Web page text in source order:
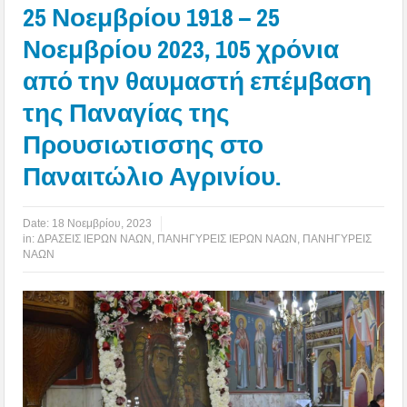
25 Νοεμβρίου 1918 – 25
Νοεμβρίου 2023, 105 χρόνια
από την θαυμαστή επέμβαση
της Παναγίας της
Προυσιωτισσης στο
Παναιτώλιο Αγρινίου.
Date: 18 Νοεμβρίου, 2023
in:ΔΡΑΣΕΙΣ ΙΕΡΩΝ ΝΑΩΝ ΠΑΝΗΓΥΡΕΙΣ ΙΕΡΩΝ ΝΑΩΝ ΠΑΝΗΓΥΡΕΙΣ
ΝΑΩΝ